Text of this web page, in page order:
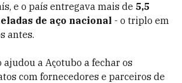
e o país entregava mais de 5,5
de aço nacional - o triplo em
antes.
ajudou a Açotubo a fechar os
com fornecedores e parceiros de